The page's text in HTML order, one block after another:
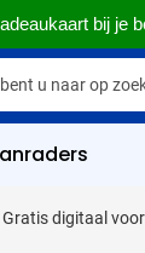
bij je
Gratis digitaal